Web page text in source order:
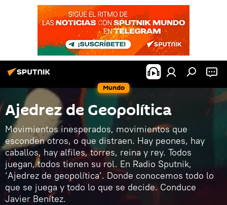
Mundo
Ajedrez de Geopolítica
Movimientos inesperados, movimientos que
esconden otros, o que distraen. Hay peones, hay
caballos, hay alfiles, torres, reina y rey. Todos
juegan, todos tienen su rol. En Radio Sputnik,
‘Ajedrez de geopolítica’. Donde conocemos todo lo
que se juega y todo lo que se decide. Conduce
Javier Benítez.